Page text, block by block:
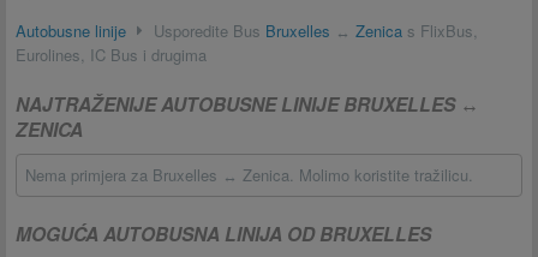
Autobusne linije Usporedite Bus Bruxelles ↔ Zenica s FlixBus,
Eurolines, IC Bus i drugima
NAJTRAŽENIJE AUTOBUSNE LINIJE BRUXELLES ↔
ZENICA
Nema primjera za Bruxelles ↔ Zenica. Molimo koristite tražilicu.
MOGUĆA AUTOBUSNA LINIJA OD BRUXELLES